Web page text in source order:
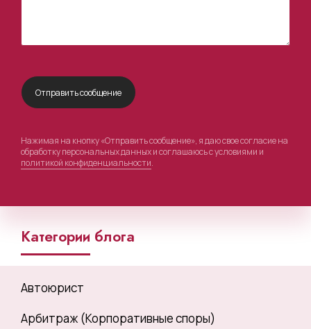
Нажимая на кнопку «Отправить сообщение», я даю свое согласие на
обработку персональных данных и соглашаюсь с условиями и
политикой конфиденциальности.
Категории блога
Автоюрист
Арбитраж (Корпоративные споры)